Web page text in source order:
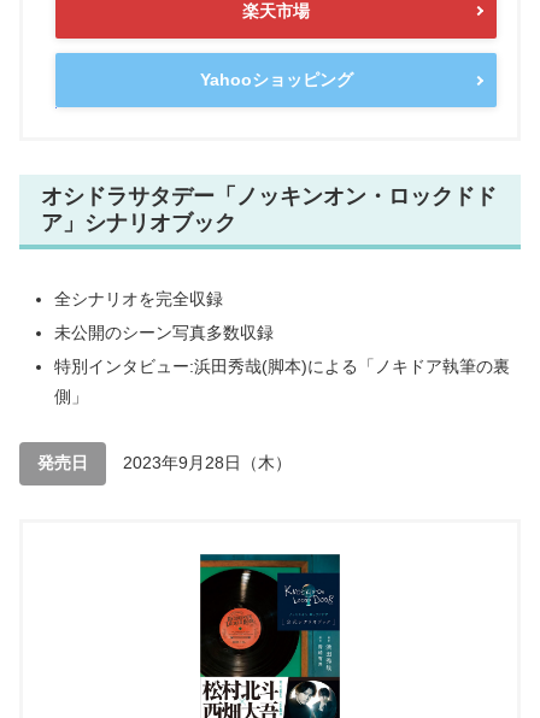
楽天市場
Yahooショッピング
オシドラサタデー「ノッキンオン・ロックドド
ア」シナリオブック
全シナリオを完全収録
未公開のシーン写真多数収録
特別インタビュー:浜田秀哉(脚本)による「ノキドア執筆の裏
側」
発売日 2023年9月28日（木）